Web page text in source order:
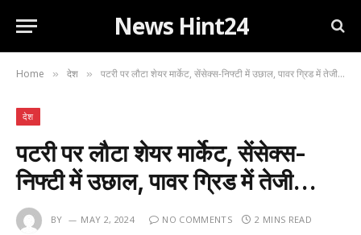
News Hint24
Home » देश » पटरी पर लौटा शेयर मार्केट, सेंसेक्स-निफ्टी में उछाल, पावर ग्रिड में तेजी…
देश
पटरी पर लौटा शेयर मार्केट, सेंसेक्स-
निफ्टी में उछाल, पावर ग्रिड में तेजी…
BY MAY 2, 2024 NO COMMENTS 2 MINS READ